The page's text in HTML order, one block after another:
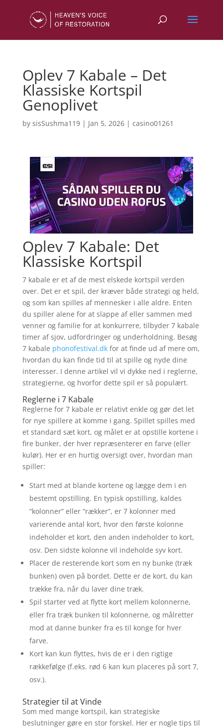
Oplev 7 Kabale – Det
Klassiske Kortspil
Genoplivet
by sisSushma119| Jan 5, 2026| casino01261
Oplev 7 Kabale: Det
Klassiske Kortspil
7 kabale er et af de mest elskede kortspil verden
over. Det er et spil, der kræver både strategi og held,
og som kan spilles af mennesker i alle aldre. Enten
du spiller alene for at slappe af eller sammen med
venner og familie for at konkurrere, tilbyder 7 kabale
timer af sjov, udfordringer og underholdning. Besøg
7 kabale phonofestival.dkfor at finde ud af mere om,
hvordan du kan finde tid til at spille og nyde dine
interesser. I denne artikel vil vi dykke ned i reglerne,
strategierne, og hvorfor dette spil er så populært.
Reglerne i 7 Kabale
Reglerne for 7 kabale er relativt enkle og gør det let
for nye spillere at komme i gang. Spillet spilles med
et standard sæt kort, og målet er at opstille kortene i
fire bunker, der hver repræsenterer en farve (eller
kulør). Her er en hurtig oversigt over, hvordan man
spiller:
Start med at blande kortene og lægge dem i en
bestemt opstilling. En typisk opstilling, kaldes
“kolonner” eller “rækker”, er 7 kolonner med
varierende antal kort, hvor den første kolonne
indeholder et kort, den anden indeholder to kort,
osv. Den sidste kolonne vil indeholde syv kort.
Placer de resterende kort som en ny bunke (træk
bunken) oven på bordet. Dette er de kort, du kan
trække fra, når du laver dine træk.
Spil starter ved at flytte kort mellem kolonnerne,
eller fra træk bunken til kolonnerne, og målretter
mod at danne bunker fra es til konge for hver
farve.
Kort kan kun flyttes, hvis de er i den rigtige
rækkefølge (f.eks. rød 6 kan kun placeres på sort 7,
osv.).
Strategier til at Vinde
Som med mange kortspil, kan strategiske
beslutninger gøre en stor forskel. Her er nogle tips til